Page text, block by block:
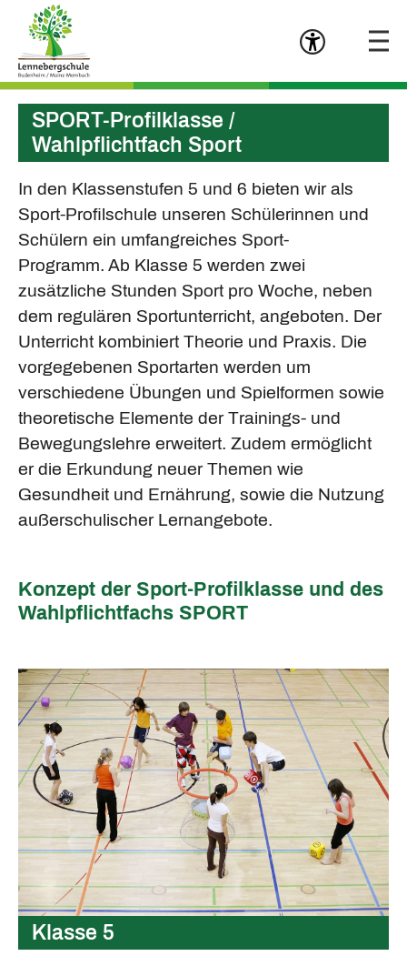
Zum Hauptinhalt springen
Menü
SPORT-Profilklasse /
Wahlpflichtfach Sport
In den Klassenstufen 5 und 6 bieten wir als
Sport-Profilschule unseren Schülerinnen und
Schülern ein umfangreiches Sport-
Programm. Ab Klasse 5 werden zwei
zusätzliche Stunden Sport pro Woche, neben
dem regulären Sportunterricht, angeboten. Der
Unterricht kombiniert Theorie und Praxis. Die
vorgegebenen Sportarten werden um
verschiedene Übungen und Spielformen sowie
theoretische Elemente der Trainings- und
Bewegungslehre erweitert. Zudem ermöglicht
er die Erkundung neuer Themen wie
Gesundheit und Ernährung, sowie die Nutzung
außerschulischer Lernangebote.
Konzept der Sport-Profilklasse und des
Wahlpflichtfachs SPORT
Klasse 5